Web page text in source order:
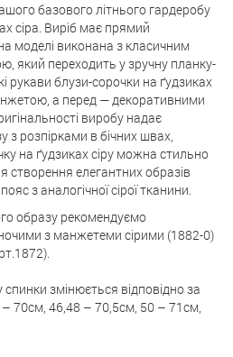
базового літнього гардеробу
сіра. Виріб має прямий
моделі виконана з класичним
який переходить у зручну планку-
рукави блузи-сорочки на ґудзиках
а перед — декоративними
виробу надає
з розпірками в бічних швах,
на ґудзиках сіру можна стильно
створення елегантних образів
з аналогічної сірої тканини.
образу рекомендуємо
з манжетеми сірими (1882-0)
змінюється відповідно за
70см, 46,48 – 70,5см, 50 – 71см,